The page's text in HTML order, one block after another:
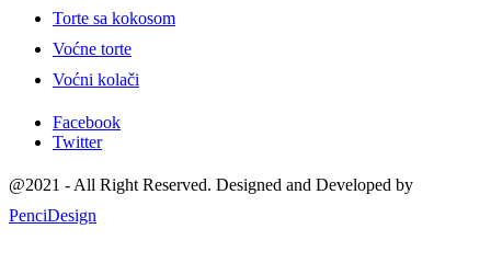
Torte sa kokosom
Voćne torte
Voćni kolači
Facebook
Twitter
@2021 - All Right Reserved. Designed and Developed by
PenciDesign